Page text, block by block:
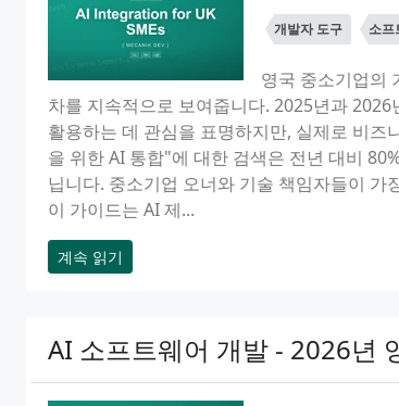
개발자 도구 소프
영국 중소기업의
차를 지속적으로 보여줍니다. 2025년과
활용하는 데 관심을 표명하지만, 실제로 비즈
을 위한 AI 통합"에 대한 검색은 전년 대비
닙니다. 중소기업 오너와 기술 책임자들이
이 가이드는 AI 제...
계속 읽기
AI 소프트웨어 개발 - 2026년